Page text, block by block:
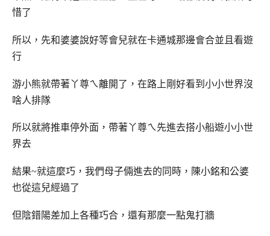
惜了
所以，先和婆婆說好等會兒就在卡通城那邊會合並且看遊
行
游小熊就帶著丫尊ㄟ離開了，在路上剛好看到小小世界沒
啥人排隊
所以就將推車停外面，帶著丫尊ㄟ先進去搭小船遊小小世
界去
結果~就這麼巧，我們母子倆進去的同時，陳小銘和公婆
也從這兒經過了
但陰錯陽差加上各種巧合，還有那麼一點鬼打牆